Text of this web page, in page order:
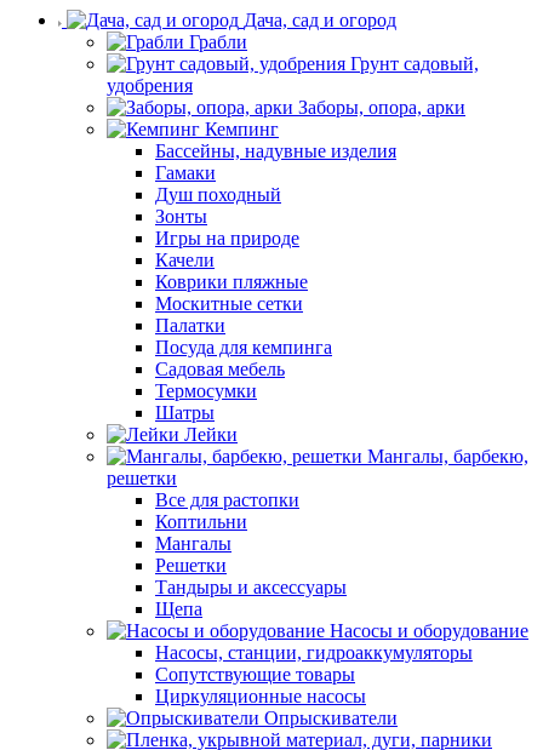
Дача, сад и огород
Грабли
Грунт садовый,
удобрения
Заборы, опора, арки
Кемпинг
Бассейны, надувные изделия
Гамаки
Душ походный
Зонты
Игры на природе
Качели
Коврики пляжные
Москитные сетки
Палатки
Посуда для кемпинга
Садовая мебель
Термосумки
Шатры
Лейки
Мангалы, барбекю,
решетки
Все для растопки
Коптильни
Мангалы
Решетки
Тандыры и аксессуары
Щепа
Насосы и оборудование
Насосы, станции, гидроаккумуляторы
Сопутствующие товары
Циркуляционные насосы
Опрыскиватели